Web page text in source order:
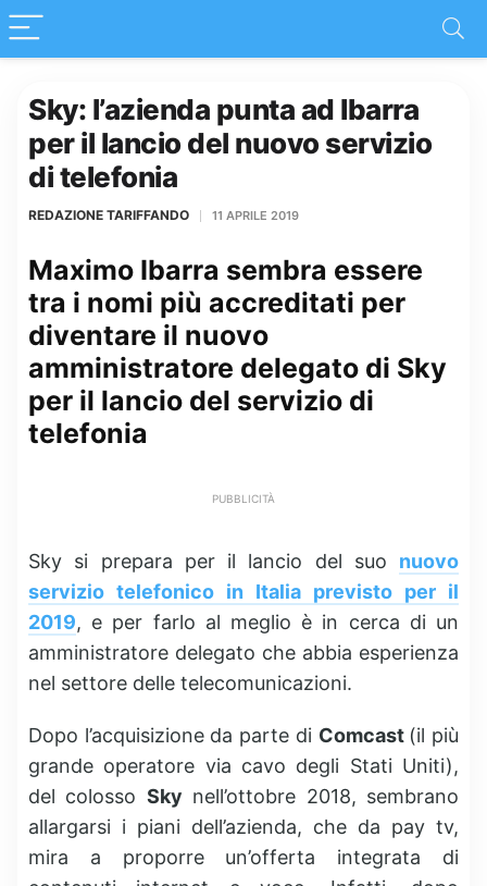
Sky: l’azienda punta ad Ibarra
per il lancio del nuovo servizio
di telefonia
REDAZIONE TARIFFANDO 11 APRILE 2019
Maximo Ibarra sembra essere
tra i nomi più accreditati per
diventare il nuovo
amministratore delegato di Sky
per il lancio del servizio di
telefonia
PUBBLICITÀ
Sky si prepara per il lancio del suo nuovo
servizio telefonico in Italia previsto per il
2019, e per farlo al meglio è in cerca di un
amministratore delegato che abbia esperienza
nel settore delle telecomunicazioni.
Dopo l’acquisizione da parte di Comcast (il più
grande operatore via cavo degli Stati Uniti),
del colosso Sky nell’ottobre 2018, sembrano
allargarsi i piani dell’azienda, che da pay tv,
mira a proporre un’offerta integrata di